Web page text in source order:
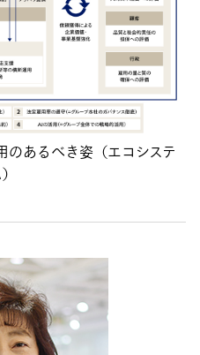
のあるべき姿（エコシステ